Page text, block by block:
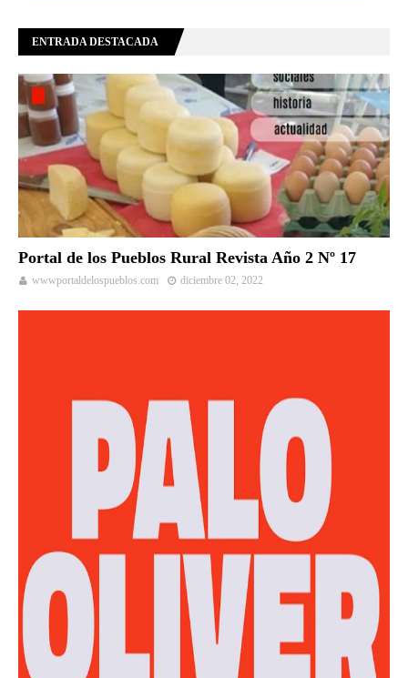
ENTRADA DESTACADA
Portal de los Pueblos Rural Revista Año 2 Nº 17
wwwportaldelospueblos.com diciembre 02, 2022